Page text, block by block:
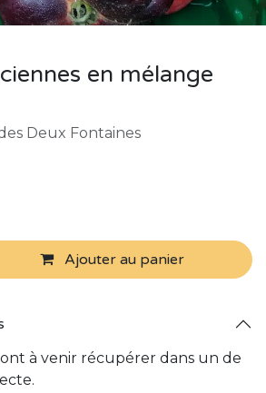
en mélange
Deux Fontaines
Ajouter au panier
à venir récupérer dans un de